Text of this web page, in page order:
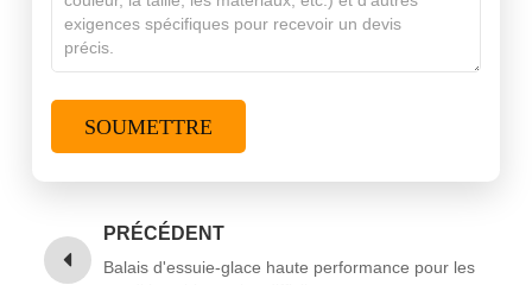
SOUMETTRE
PRÉCÉDENT
Balais d'essuie-glace haute performance pour les